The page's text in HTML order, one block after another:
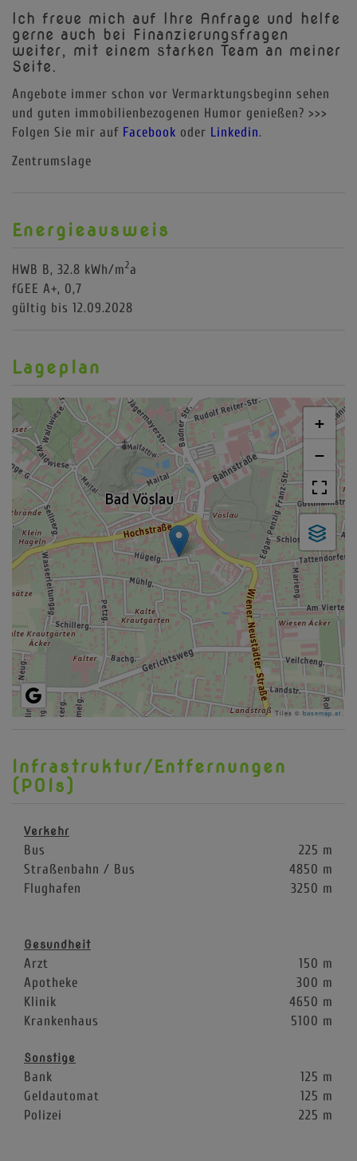
Ich freue mich auf Ihre Anfrage und helfe
gerne auch bei Finanzierungsfragen
weiter, mit einem starken Team an meiner
Seite.
Angebote immer schon vor Vermarktungsbeginn sehen
und guten immobilienbezogenen Humor genießen? >>>
Folgen Sie mir auf Facebook oder Linkedin.
Zentrumslage
Energieausweis
HWB B, 32.8 kWh/m2a
fGEE A+, 0,7
gültig bis 12.09.2028
Lageplan
+
−
Tiles © basemap.at
Infrastruktur/Entfernungen
(POIs)
Verkehr
Bus
225 m
Straßenbahn / Bus
4850 m
Flughafen
3250 m
Gesundheit
Arzt
150 m
Apotheke
300 m
Klinik
4650 m
Krankenhaus
5100 m
Sonstige
Bank
125 m
Geldautomat
125 m
Polizei
225 m